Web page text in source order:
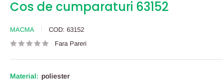
Cos de cumparaturi 63152
MACMA COD: 63152
Fara Pareri
Material: poliester